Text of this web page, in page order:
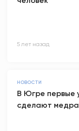
5 лет назад
НОВОСТИ
В Югре первые
сделают